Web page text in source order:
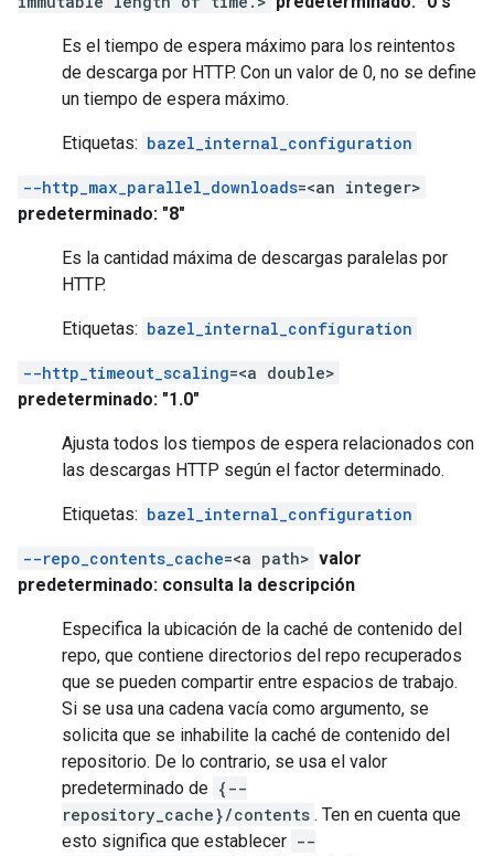
Es el tiempo de espera máximo para los reintentos
de descarga por HTTP. Con un valor de 0, no se define
un tiempo de espera máximo.
Etiquetas: bazel_internal_configuration
--http_max_parallel_downloads=<an integer>
predeterminado: "8"
Es la cantidad máxima de descargas paralelas por
HTTP.
Etiquetas: bazel_internal_configuration
--http_timeout_scaling=<a double>
predeterminado: "1.0"
Ajusta todos los tiempos de espera relacionados con
las descargas HTTP según el factor determinado.
Etiquetas: bazel_internal_configuration
--repo_contents_cache=<a path> valor
predeterminado: consulta la descripción
Especifica la ubicación de la caché de contenido del
repo, que contiene directorios del repo recuperados
que se pueden compartir entre espacios de trabajo.
Si se usa una cadena vacía como argumento, se
solicita que se inhabilite la caché de contenido del
repositorio. De lo contrario, se usa el valor
predeterminado de {--
repository_cache}/contents . Ten en cuenta que
esto significa que establecer --